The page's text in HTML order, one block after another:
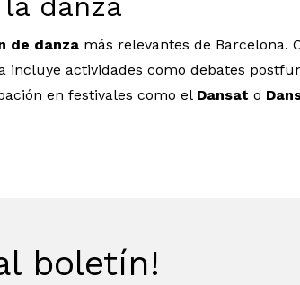
danza
de danza más relevantes de Barcelona.
incluye actividades como debates
en festivales como el Dansat o
boletín!